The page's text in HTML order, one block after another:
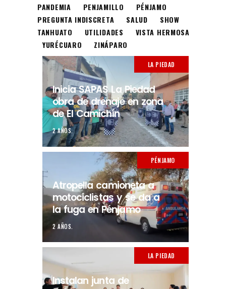
PANDEMIA
PENJAMILLO
PÉNJAMO
PREGUNTA INDISCRETA
SALUD
SHOW
TANHUATO
UTILIDADES
VISTA HERMOSA
YURÉCUARO
ZINÁPARO
LA PIEDAD
Inicia SAPAS La Piedad
obra de drenaje en zona
de El Camichín
2 AÑOS.
PÉNJAMO
Atropella camioneta a
motociclistas y se da a
la fuga en Pénjamo
2 AÑOS.
LA PIEDAD
Instalan junta de